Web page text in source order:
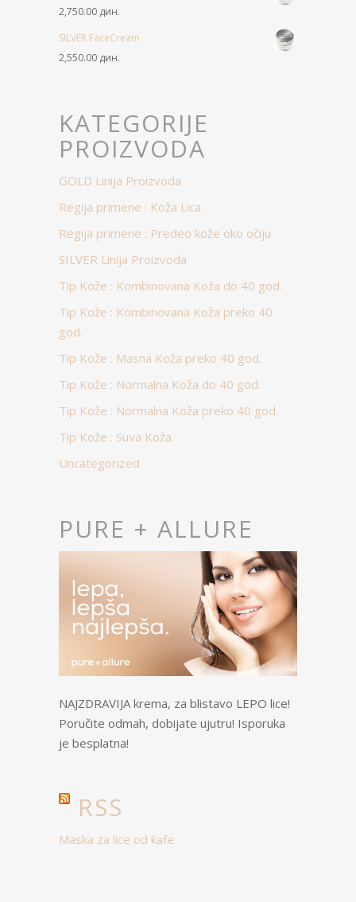
2,750.00 дин.
SILVER FaceCream
2,550.00 дин.
KATEGORIJE
PROIZVODA
GOLD Linija Proizvoda
Regija primene : Koža Lica
Regija primene : Predeo kože oko očiju
SILVER Linija Proizvoda
Tip Kože : Kombinovana Koža do 40 god.
Tip Kože : Kombinovana Koža preko 40
god.
Tip Kože : Masna Koža preko 40 god.
Tip Kože : Normalna Koža do 40 god.
Tip Kože : Normalna Koža preko 40 god.
Tip Kože : Suva Koža
Uncategorized
PURE + ALLURE
NAJZDRAVIJA krema, za blistavo LEPO lice!
Poručite odmah, dobijate ujutru! Isporuka
je besplatna!
RSS
Maska za lice od kafe